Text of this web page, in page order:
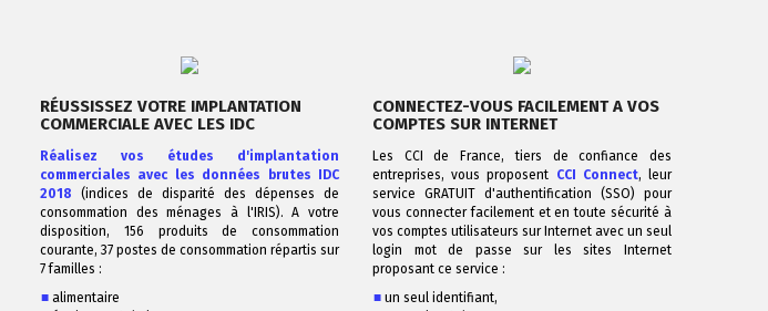
Prospectez vos futurs clients avec AEF.
plusieurs millions d’établissements français
du commerce, de l'industrie et des services
en quelques clics :
3,3 millions d'établissements,
30 critères de sélection,
3 millions de dirigeants
1,2 millions de numéros de téléphone,
0,5 million d'emails,
pas de minimum de facturation...
RÉUSSISSEZ VOTRE IMPLANTATION
COMMERCIALE AVEC LES IDC
Réalisez vos études d'implantation
commerciales avec les données brutes IDC
2018 (indices de disparité des dépenses de
consommation des ménages à l'IRIS). A votre
disposition, 156 produits de consommation
courante, 37 postes de consommation répartis sur
7 familles :
alimentaire
CONNECTEZ-VOUS FACILEMENT A VOS
COMPTES SUR INTERNET
Les CCI de France, tiers de confiance des
entreprises, vous proposent CCI Connect, leur
service GRATUIT d'authentification (SSO) pour
vous connecter facilement et en toute sécurité à
vos comptes utilisateurs sur Internet avec un seul
login mot de passe sur les sites Internet
proposant ce service :
un seul identifiant,